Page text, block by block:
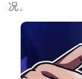
况。